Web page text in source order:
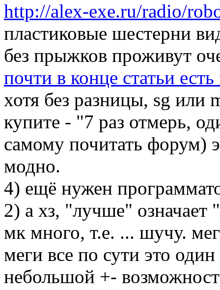
http://alex-exe.ru/radio/
пластиковые шестерни
без прыжков проживут
почти в конце статьи
хотя без разницы, sg или
купите - "7 раз отмерь,
самому почитать форум)
модно.
4) ещё нужен
2) а хз, "лучше" означает
мк много, т.е. ... шучу.
меги все по сути это
небольшой +-